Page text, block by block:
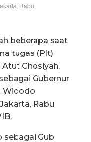
Rabu
beberapa saat
tugas (Plt)
Chosiyah,
Gubernur
Widodo
Rabu
sebagai Gub